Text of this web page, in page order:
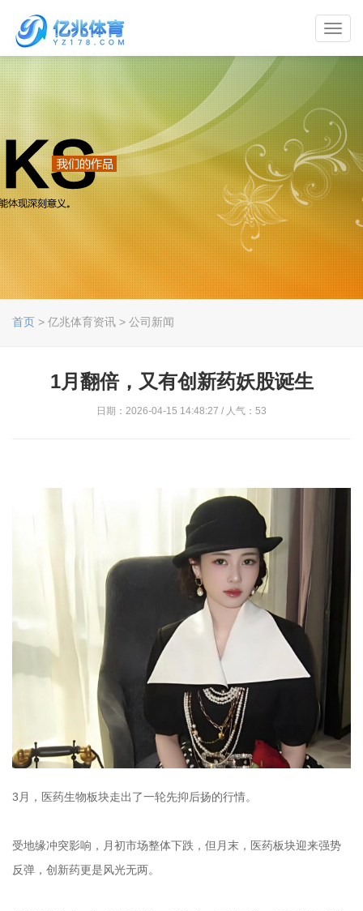
首页 > 亿兆体育资讯 > 公司新闻
1月翻倍，又有创新药妖股诞生
日期：2026-04-15 14:48:27 / 人气：53
3月，医药生物板块走出了一轮先抑后扬的行情。
受地缘冲突影响，月初市场整体下跌，但月末，医药板块迎来强势
反弹，创新药更是风光无两。